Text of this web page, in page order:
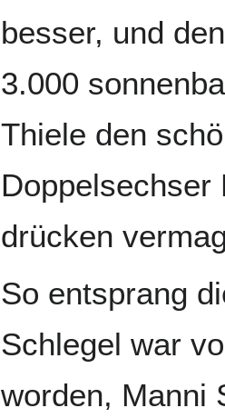
besser, und
3.000
Thiele den
Doppelsechser
drücken
So entsprang
Schlegel war
worden, Manni